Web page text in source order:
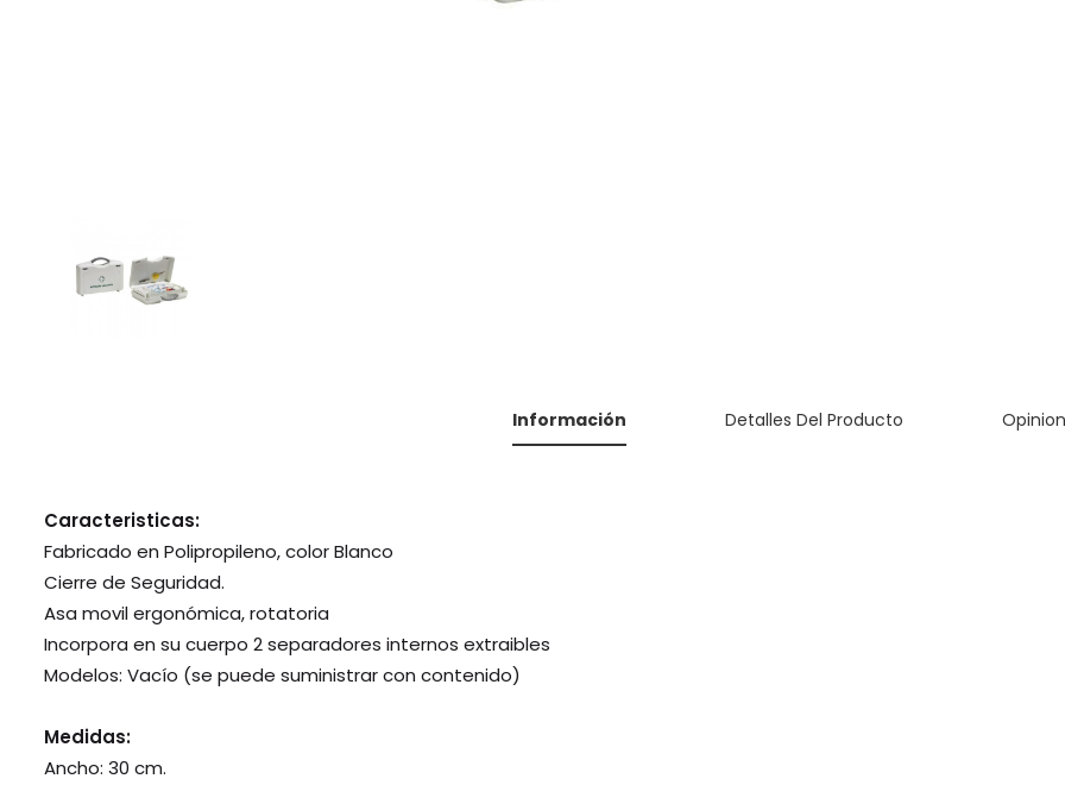
Información Detalles Del Producto
Caracteristicas:
Fabricado en Polipropileno, color Blanco
Cierre de Seguridad.
Asa movil ergonómica, rotatoria
Incorpora en su cuerpo 2 separadores internos extraibles
Modelos: Vacío (se puede suministrar con contenido)
Medidas:
Ancho: 30 cm.